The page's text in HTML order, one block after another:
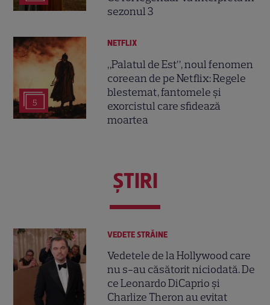
sezonul 3
5
NETFLIX
„Palatul de Est”, noul fenomen
coreean de pe Netflix: Regele
blestemat, fantomele și
exorcistul care sfidează
moartea
ŞTIRI
VEDETE STRĂINE
Vedetele de la Hollywood care
nu s-au căsătorit niciodată. De
ce Leonardo DiCaprio și
Charlize Theron au evitat